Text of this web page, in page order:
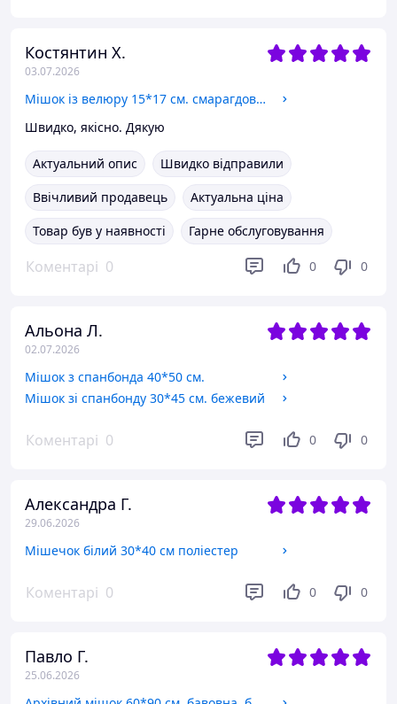
Костянтин Х.
03.07.2026
Мішок із велюру 15*17 см. смарагдовий
Швидко, якісно. Дякую
Актуальний опис
Швидко відправили
Ввічливий продавець
Актуальна ціна
Товар був у наявності
Гарне обслуговування
Коментарі 0 0 0
Альона Л.
02.07.2026
Мішок з спанбонда 40*50 см.
Мішок зі спанбонду 30*45 см. бежевий
Коментарі 0 0 0
Александра Г.
29.06.2026
Мішечок білий 30*40 см поліестер
Коментарі 0 0 0
Павло Г.
25.06.2026